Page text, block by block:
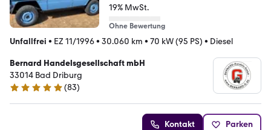
19% MwSt.
Ohne Bewertung
Unfallfrei • EZ 11/1996• 30.060 km • 70 kW (95 PS) • Diesel
Bernard Handelsgesellschaft mbH
33014 Bad Driburg
4.9 Sterne
(83)
Kontakt Parken